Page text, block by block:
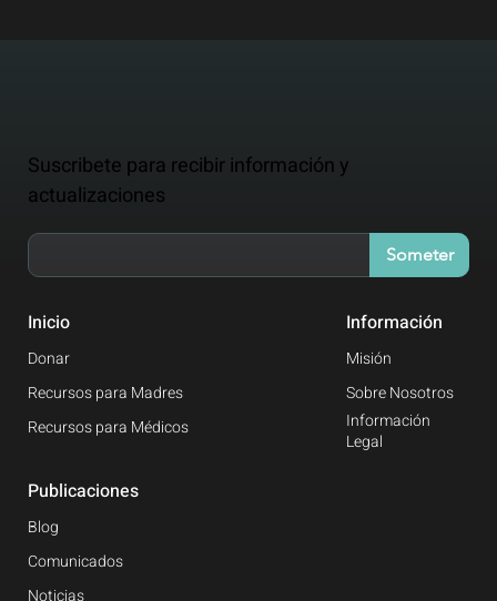
Suscribete para recibir información y
actualizaciones
Someter
Información
Misión
Inicio
Donar
Recursos para Médicos
Publicaciones